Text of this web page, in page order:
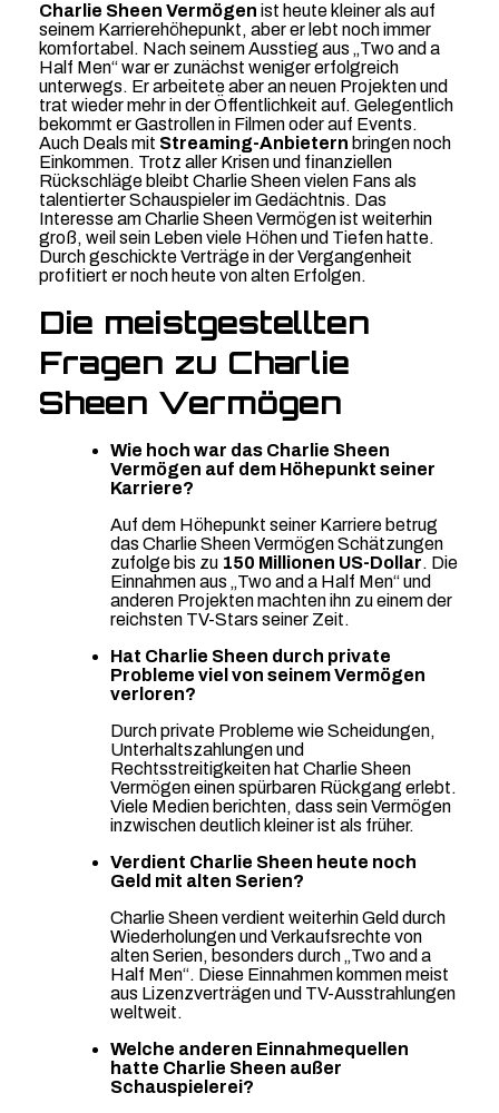
Charlie Sheen Vermögen ist heute kleiner als auf
seinem Karrierehöhepunkt, aber er lebt noch immer
komfortabel. Nach seinem Ausstieg aus „Two and a
Half Men“ war er zunächst weniger erfolgreich
unterwegs. Er arbeitete aber an neuen Projekten und
trat wieder mehr in der Öffentlichkeit auf. Gelegentlich
bekommt er Gastrollen in Filmen oder auf Events.
Auch Deals mit Streaming-Anbietern bringen noch
Einkommen. Trotz aller Krisen und finanziellen
Rückschläge bleibt Charlie Sheen vielen Fans als
talentierter Schauspieler im Gedächtnis. Das
Interesse am Charlie Sheen Vermögen ist weiterhin
groß, weil sein Leben viele Höhen und Tiefen hatte.
Durch geschickte Verträge in der Vergangenheit
profitiert er noch heute von alten Erfolgen.
Die meistgestellten
Fragen zu Charlie
Sheen Vermögen
Wie hoch war das Charlie Sheen
Vermögen auf dem Höhepunkt seiner
Karriere?
Auf dem Höhepunkt seiner Karriere betrug
das Charlie Sheen Vermögen Schätzungen
zufolge bis zu 150 Millionen US-Dollar. Die
Einnahmen aus „Two and a Half Men“ und
anderen Projekten machten ihn zu einem der
reichsten TV-Stars seiner Zeit.
Hat Charlie Sheen durch private
Probleme viel von seinem Vermögen
verloren?
Durch private Probleme wie Scheidungen,
Unterhaltszahlungen und
Rechtsstreitigkeiten hat Charlie Sheen
Vermögen einen spürbaren Rückgang erlebt.
Viele Medien berichten, dass sein Vermögen
inzwischen deutlich kleiner ist als früher.
Verdient Charlie Sheen heute noch
Geld mit alten Serien?
Charlie Sheen verdient weiterhin Geld durch
Wiederholungen und Verkaufsrechte von
alten Serien, besonders durch „Two and a
Half Men“. Diese Einnahmen kommen meist
aus Lizenzverträgen und TV-Ausstrahlungen
weltweit.
Welche anderen Einnahmequellen
hatte Charlie Sheen außer
Schauspielerei?